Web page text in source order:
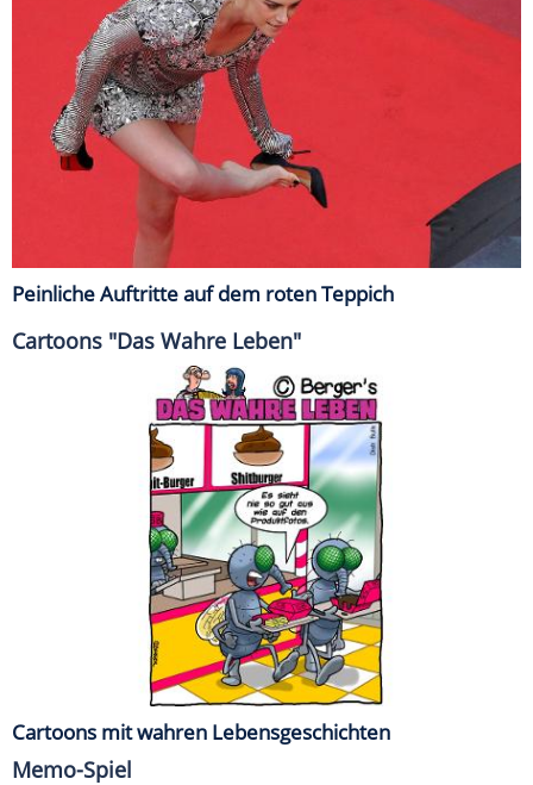
Peinliche Auftritte auf dem roten Teppich
Cartoons "Das Wahre Leben"
Cartoons mit wahren Lebensgeschichten
Memo-Spiel